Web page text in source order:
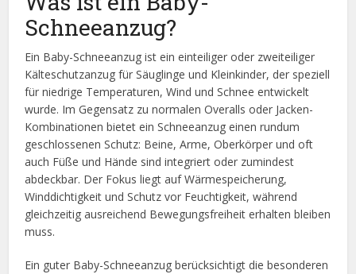
Schneeanzug?
Ein Baby-Schneeanzug ist ein einteiliger oder zweiteiliger
Kälteschutzanzug für Säuglinge und Kleinkinder, der speziell
für niedrige Temperaturen, Wind und Schnee entwickelt
wurde. Im Gegensatz zu normalen Overalls oder Jacken-
Kombinationen bietet ein Schneeanzug einen rundum
geschlossenen Schutz: Beine, Arme, Oberkörper und oft
auch Füße und Hände sind integriert oder zumindest
abdeckbar. Der Fokus liegt auf Wärmespeicherung,
Winddichtigkeit und Schutz vor Feuchtigkeit, während
gleichzeitig ausreichend Bewegungsfreiheit erhalten bleiben
muss.
Ein guter Baby-Schneeanzug berücksichtigt die besonderen